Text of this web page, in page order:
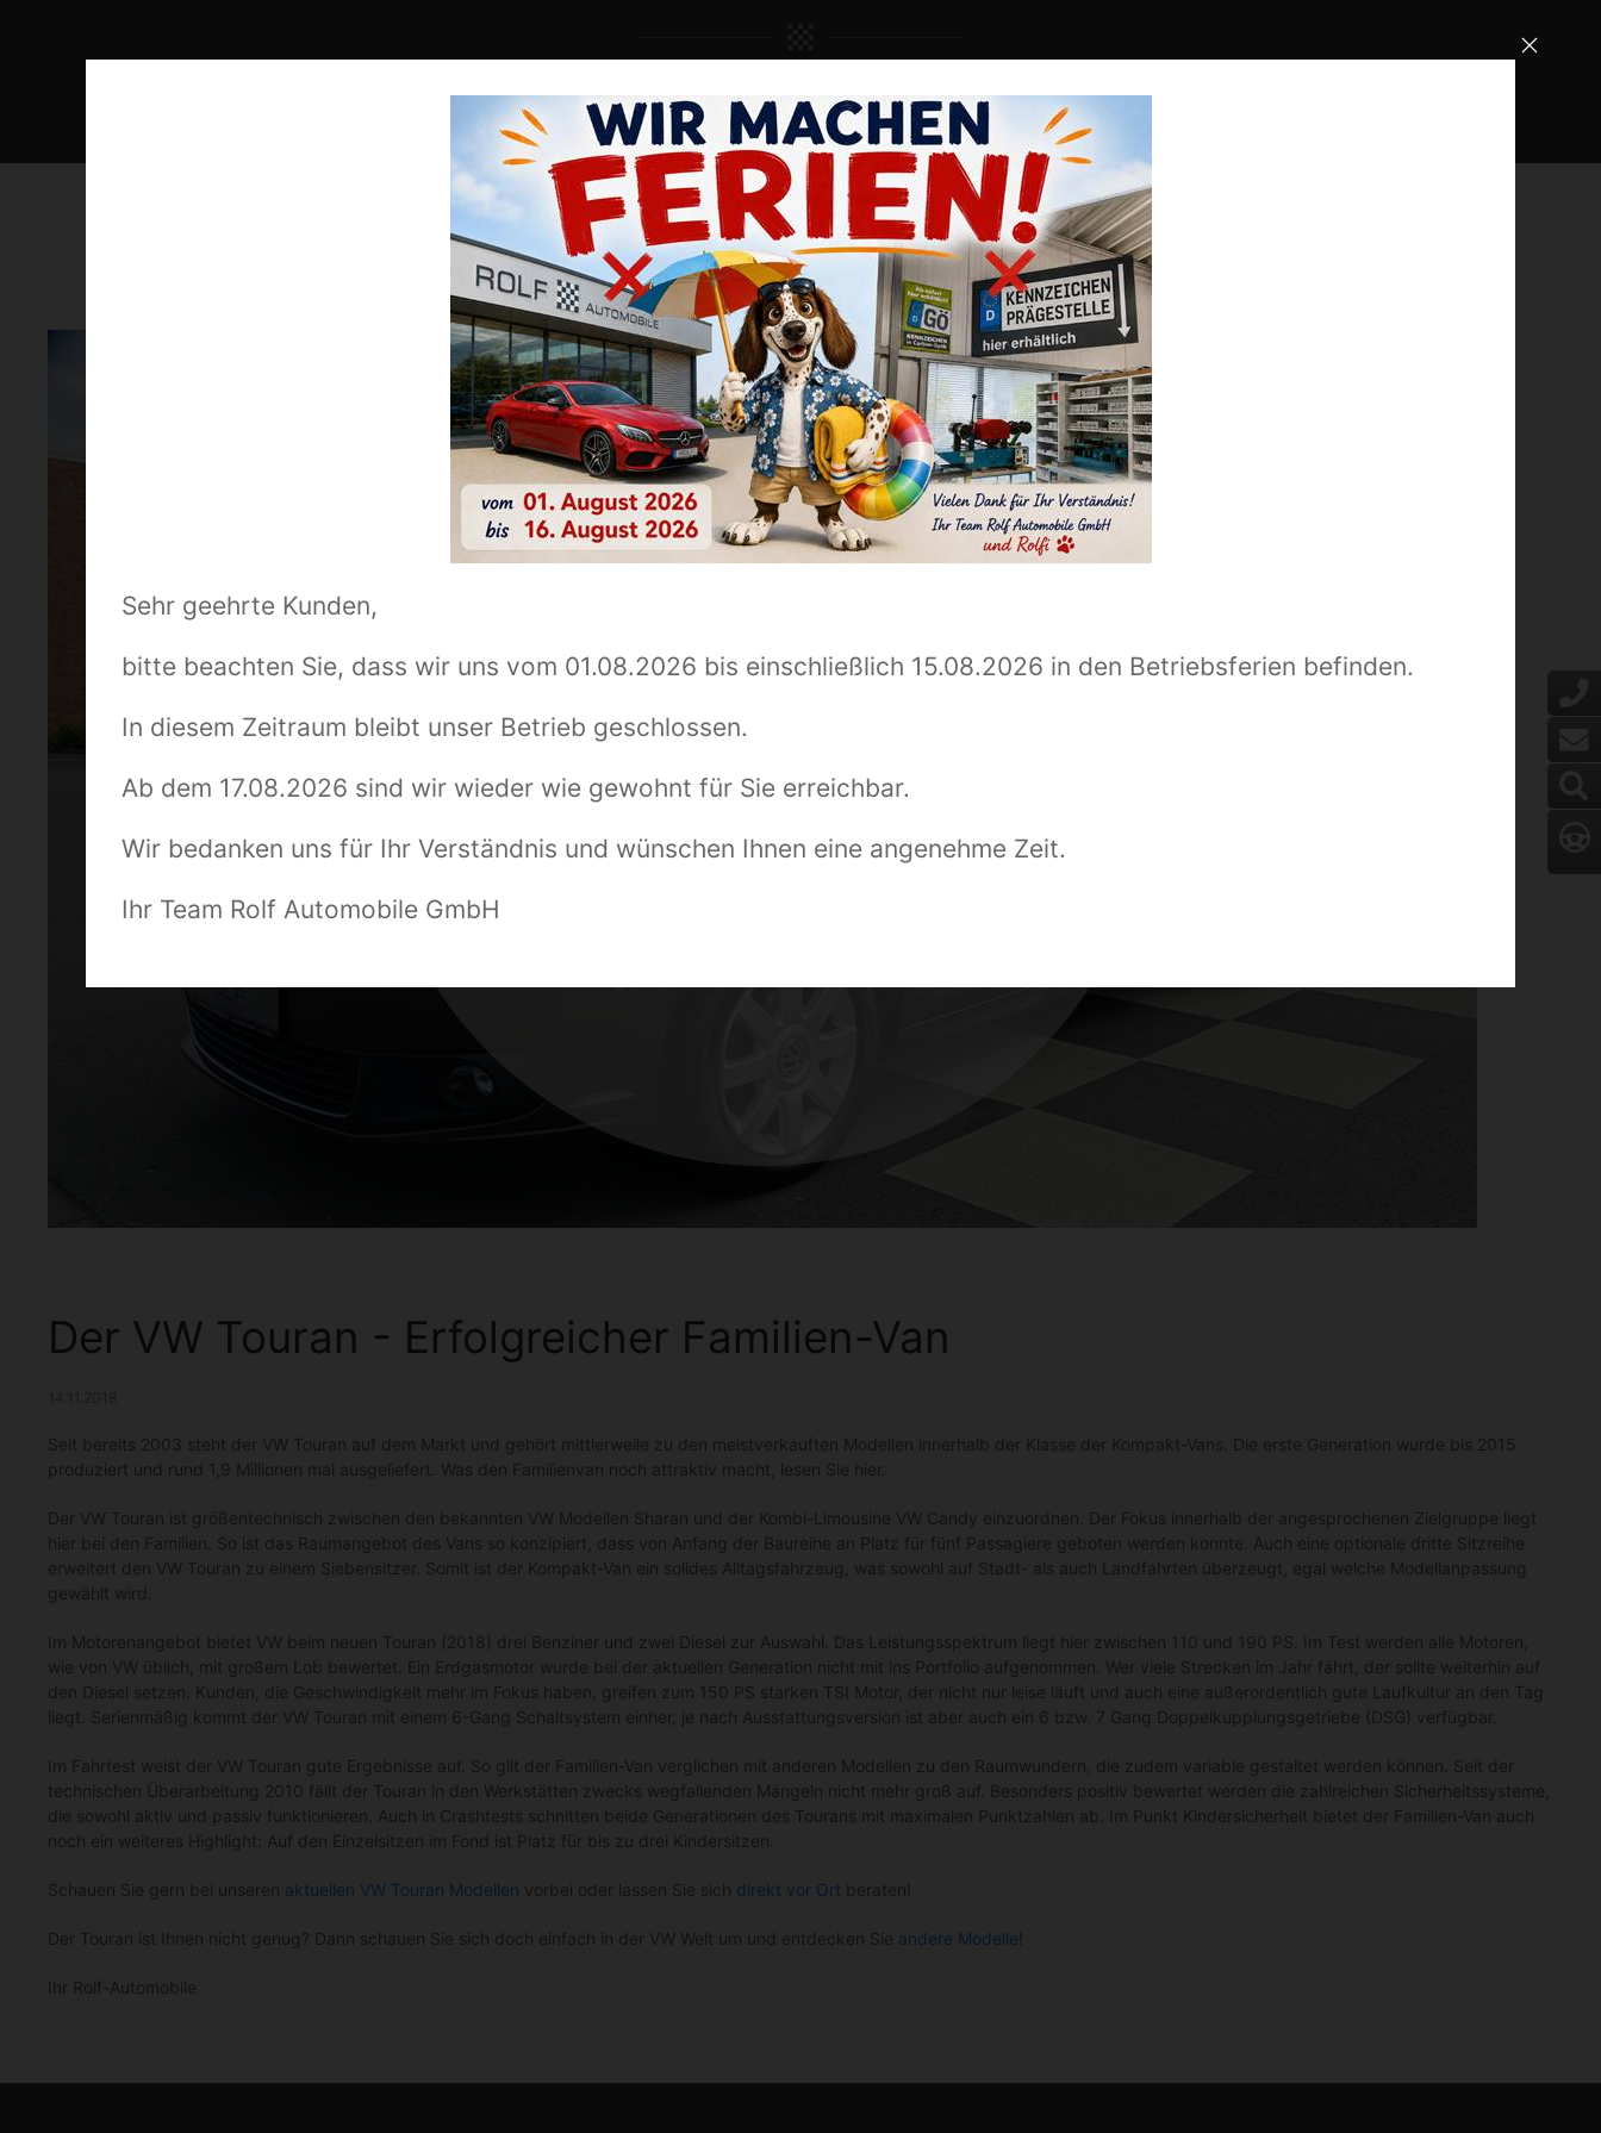
FAHRZEUGE PRÄGESTELLE UNTERNEHMEN KONTAKT
Der VW Touran - Erfolgreicher Familien-Van
Seit bereits 2003 steht der VW Touran auf dem Markt und gehört mittlerweile zu den meistverkauften Modellen innerhalb der Klasse der Kompakt-Vans. Die erste Generation wurde bis 2015
produziert und rund 1,9 Millionen mal ausgeliefert. Was den Familienvan noch attraktiv macht, lesen Sie hier.
Der VW Touran ist größentechnisch zwischen den bekannten VW Modellen Sharan und der Kombi-Limousine VW Candy einzuordnen. Der Fokus innerhalb der angesprochenen Zielgruppe liegt
hier bei den Familien. So ist das Raumangebot des Vans so konzipiert, dass von Anfang der Baureihe an Platz für fünf Passagiere geboten werden konnte. Auch eine optionale dritte Sitzreihe
erweitert den VW Touran zu einem Siebensitzer. Somit ist der Kompakt-Van ein solides Alltagsfahrzeug, was sowohl auf Stadt- als auch Landfahrten überzeugt, egal welche Modellanpassung
gewählt wird.
Im Motorenangebot bietet VW beim neuen Touran (2018) drei Benziner und zwei Diesel zur Auswahl. Das Leistungsspektrum liegt hier zwischen 110 und 190 PS. Im Test werden alle Motoren,
wie von VW üblich, mit großem Lob bewertet. Ein Erdgasmotor wurde bei der aktuellen Generation nicht mit ins Portfolio aufgenommen. Wer viele Strecken im Jahr fährt, der sollte weiterhin auf
den Diesel setzen. Kunden, die Geschwindigkeit mehr im Fokus haben, greifen zum 150 PS starken TSI Motor, der nicht nur leise läuft und auch eine außerordentlich gute Laufkultur an den Tag
liegt. Serienmäßig kommt der VW Touran mit einem 6-Gang Schaltsystem einher, je nach Ausstattungsversion ist aber auch ein 6 bzw. 7 Gang Doppelkupplungsgetriebe (DSG) verfügbar.
Im Fahrtest weist der VW Touran gute Ergebnisse auf. So gilt der Familien-Van verglichen mit anderen Modellen zu den Raumwundern, die zudem variable gestaltet werden können. Seit der
technischen Überarbeitung 2010 fällt der Touran in den Werkstätten zwecks wegfallenden Mängeln nicht mehr groß auf. Besonders positiv bewertet werden die zahlreichen Sicherheitssysteme,
die sowohl aktiv und passiv funktionieren. Auch in Crashtests schnitten beide Generationen des Tourans mit maximalen Punktzahlen ab. Im Punkt Kindersicherheit bietet der Familien-Van auch
noch ein weiteres Highlight: Auf den Einzelsitzen im Fond ist Platz für bis zu drei Kindersitzen.
Schauen Sie gern bei unseren aktuellen VW Touran Modellen vorbei oder lassen Sie sich direkt vor Ort beraten!
Der Touran ist Ihnen nicht genug? Dann schauen Sie sich doch einfach in der VW Welt um und entdecken Sie andere Modelle
Ihr Rolf-Automobile
Wir respektieren Ihre Privatsphäre
Unsere Website setzt Cookies ein, um unsere Dienste für Sie bereitzustellen.
Hierbei berücksichtigen wir Ihre Auswahl und verarbeiten nur die Daten für
Marketing, Analytics und Personalisierung, für die Sie uns Ihr Einverständnis
geben. Sie können Ihre Einwilligung jederzeit mit Wirkung für die Zukunft
widerrufen.
EINSTELLUNGEN NUR NOTWENDIGE ALLE AKZEPTIEREN
Datenschutz Impressum
Sehr geehrte Kunden,
bitte beachten Sie, dass wir uns vom 01.08.2026 bis einschließlich 15.08.2026 in den Betriebsferien befinden.
In diesem Zeitraum bleibt unser Betrieb geschlossen.
Ab dem 17.08.2026 sind wir wieder wie gewohnt für Sie erreichbar.
Wir bedanken uns für Ihr Verständnis und wünschen Ihnen eine angenehme Zeit.
Ihr Team Rolf Automobile GmbH